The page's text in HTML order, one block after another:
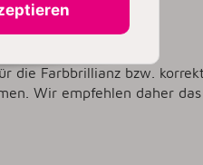
die Farbbrillianz bzw.
Wir empfehlen daher